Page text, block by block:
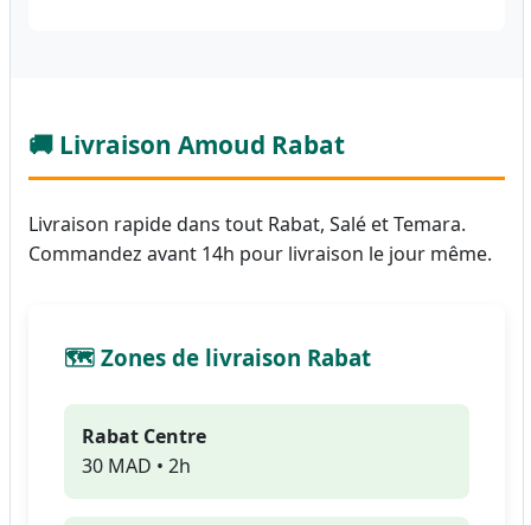
🚚 Livraison Amoud Rabat
Livraison rapide dans tout Rabat, Salé et Temara.
Commandez avant 14h pour livraison le jour même.
🗺️ Zones de livraison Rabat
Rabat Centre
30 MAD • 2h